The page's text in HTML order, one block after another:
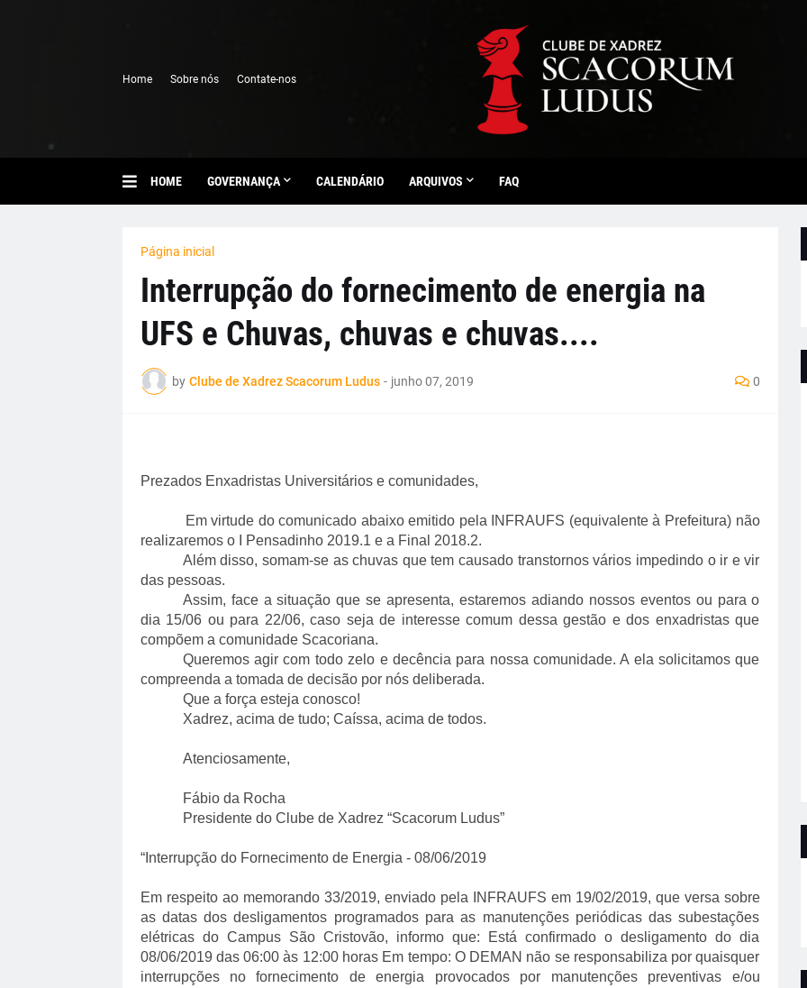
Home Sobre nós Contate-nos
HOME GOVERNANÇA CALENDÁRIO ARQUIVOS FAQ
Página inicial
Interrupção do fornecimento de energia na
UFS e Chuvas, chuvas e chuvas....
by Clube de Xadrez Scacorum Ludus - junho 07, 2019 0
Prezados Enxadristas Universitários e comunidades,
Em virtude do comunicado abaixo emitido pela INFRAUFS (equivalente à Prefeitura) não
realizaremos o I Pensadinho 2019.1 e a Final 2018.2.
Além disso, somam-se as chuvas que tem causado transtornos vários impedindo o ir e vir
das pessoas.
Assim, face a situação que se apresenta, estaremos adiando nossos eventos ou para o
dia 15/06 ou para 22/06, caso seja de interesse comum dessa gestão e dos enxadristas que
compõem a comunidade Scacoriana.
Queremos agir com todo zelo e decência para nossa comunidade. A ela solicitamos que
compreenda a tomada de decisão por nós deliberada.
Que a força esteja conosco!
Xadrez, acima de tudo; Caíssa, acima de todos.
Atenciosamente,
Fábio da Rocha
Presidente do Clube de Xadrez “Scacorum Ludus”
“Interrupção do Fornecimento de Energia - 08/06/2019
Em respeito ao memorando 33/2019, enviado pela INFRAUFS em 19/02/2019, que versa sobre
as datas dos desligamentos programados para as manutenções periódicas das subestações
elétricas do Campus São Cristovão, informo que: Está confirmado o desligamento do dia
08/06/2019 das 06:00 às 12:00 horas Em tempo: O DEMAN não se responsabiliza por quaisquer
interrupções no fornecimento de energia provocados por manutenções preventivas e/ou